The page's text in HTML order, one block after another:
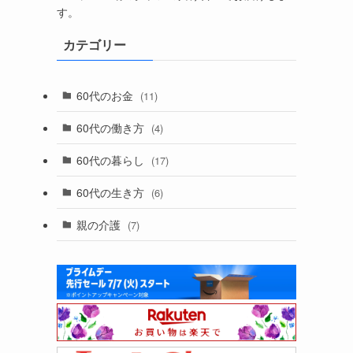
す。
カテゴリー
60代のお金 (11)
60代の働き方 (4)
60代の暮らし (17)
60代の生き方 (6)
親の介護 (7)